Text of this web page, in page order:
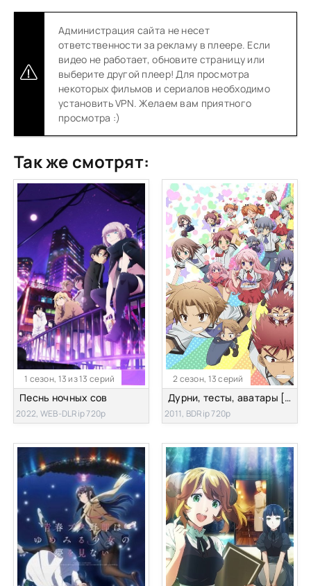
Администрация сайта не несет
ответственности за рекламу в плеере. Если
видео не работает, обновите страницу или
выберите другой плеер! Для просмотра
некоторых фильмов и сериалов необходимо
установить VPN. Желаем вам приятного
просмотра :)
Так же смотрят:
1 сезон, 13 из 13 серий
Песнь ночных сов
2022, WEB-DLRip 720p
2 сезон, 13 серий
Дурни, тесты, аватары [ТВ-2]
2011, BDRip 720p